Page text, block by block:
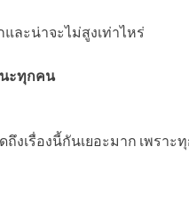
ละน่าจะไม่สูงเท่าไหร่
นะทุกคน
เรื่องนี้กันเยอะมาก เพราะ